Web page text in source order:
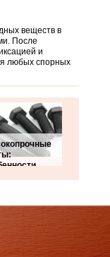
веществ в
После
и
любых спорных